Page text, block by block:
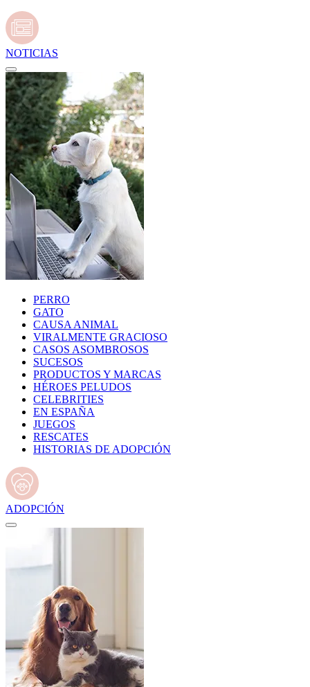
NOTICIAS
PERRO
GATO
CAUSA ANIMAL
VIRALMENTE GRACIOSO
CASOS ASOMBROSOS
SUCESOS
PRODUCTOS Y MARCAS
HÉROES PELUDOS
CELEBRITIES
EN ESPAÑA
JUEGOS
RESCATES
HISTORIAS DE ADOPCIÓN
ADOPCIÓN